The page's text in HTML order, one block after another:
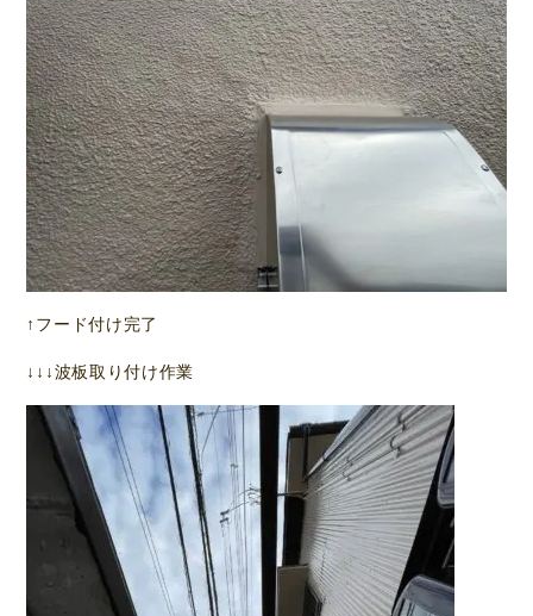
↑フード付け完了
↓↓↓波板取り付け作業